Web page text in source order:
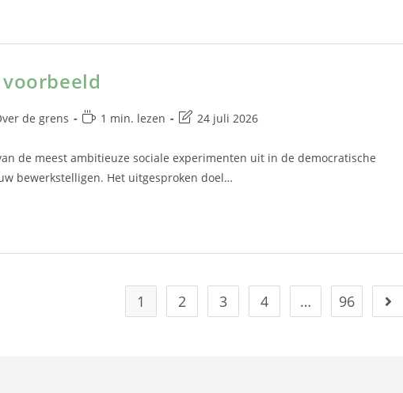
de grens 1 min. lezen 24 juli 2026
de meest ambitieuze sociale experimenten uit in de democratische
bewerkstelligen. Het uitgesproken doel…
1 2 3 4 … 96